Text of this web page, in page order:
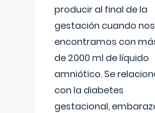
producir al final de la
gestación cuando nos
encontramos con
de 2000 ml de líquido
amniótico. Se
con la diabetes
gestacional,